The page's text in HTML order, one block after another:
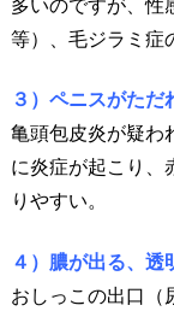
多いのですが、性
等）、毛ジラミ症
３）ペニスがただ
亀頭包皮炎が疑
に炎症が起こり、
りやすい。
４）膿が出る、透
おしっこの出口（